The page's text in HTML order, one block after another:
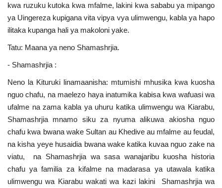
kwa ruzuku kutoka kwa mfalme, lakini kwa sababu ya mipango
ya Uingereza kupigana vita vipya vya ulimwengu, kabla ya hapo
ilitaka kupanga hali ya makoloni yake.
Tatu: Maana ya neno Shamashrjia.
- Shamashrjia :
Neno la Kituruki linamaanisha: mtumishi mhusika kwa kuosha
nguo chafu, na maelezo haya inatumika kabisa kwa wafuasi wa
ufalme na zama kabla ya uhuru katika ulimwengu wa Kiarabu,
Shamashrjia mnamo siku za nyuma alikuwa akiosha nguo
chafu kwa bwana wake Sultan au Khedive au mfalme au feudal,
na kisha yeye husaidia bwana wake katika kuvaa nguo zake na
viatu, na Shamashrjia wa sasa wanajaribu kuosha historia
chafu ya familia za kifalme na madarasa ya utawala katika
ulimwengu wa Kiarabu wakati wa kazi lakini Shamashrjia wa